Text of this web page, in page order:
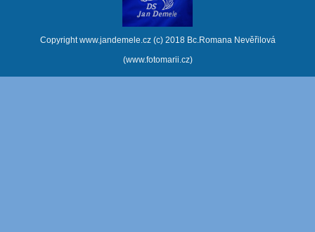
Copyright www.jandemele.cz (c) 2018 Bc.Romana Nevěřilová
(www.fotomarii.cz)